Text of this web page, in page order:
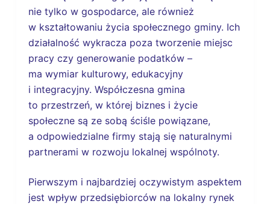
nie tylko w gospodarce, ale również
w kształtowaniu życia społecznego gminy. Ich
działalność wykracza poza tworzenie miejsc
pracy czy generowanie podatków –
ma wymiar kulturowy, edukacyjny
i integracyjny. Współczesna gmina
to przestrzeń, w której biznes i życie
społeczne są ze sobą ściśle powiązane,
a odpowiedzialne firmy stają się naturalnymi
partnerami w rozwoju lokalnej wspólnoty.
Pierwszym i najbardziej oczywistym aspektem
jest wpływ przedsiębiorców na lokalny rynek